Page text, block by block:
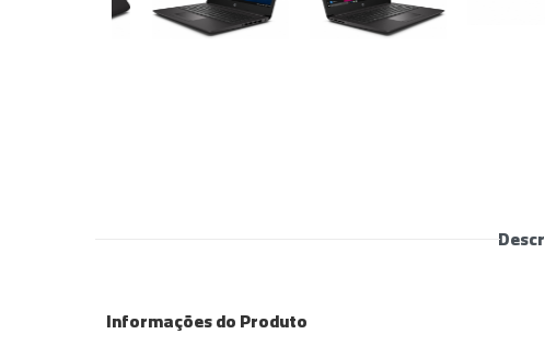
Informações do Produto